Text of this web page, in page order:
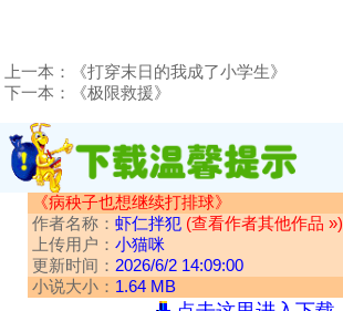
上一本：
《打穿末日的我成了小学生》
下一本：
《极限救援》
《病秧子也想继续打排球》
作者名称： 虾仁拌犯 (查看作者其他作品 »)
上传用户： 小猫咪
更新时间： 2026/6/2 14:09:00
小说大小： 1.64 MB